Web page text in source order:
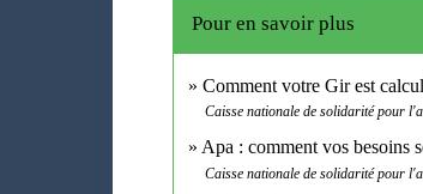
Pour en savoir plus
Comment votre Gir est
Caisse nationale de solidarité pour
Apa : comment vos besoins
Caisse nationale de solidarité pour